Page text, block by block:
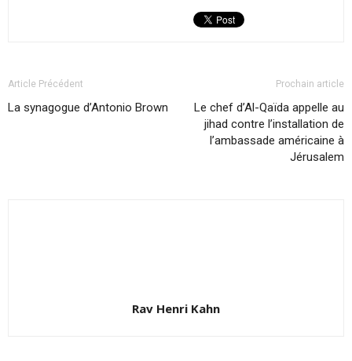
Article Précédent
La synagogue d’Antonio Brown
Prochain article
Le chef d’Al-Qaïda appelle au
jihad contre l’installation de
l’ambassade américaine à
Jérusalem
Rav Henri Kahn